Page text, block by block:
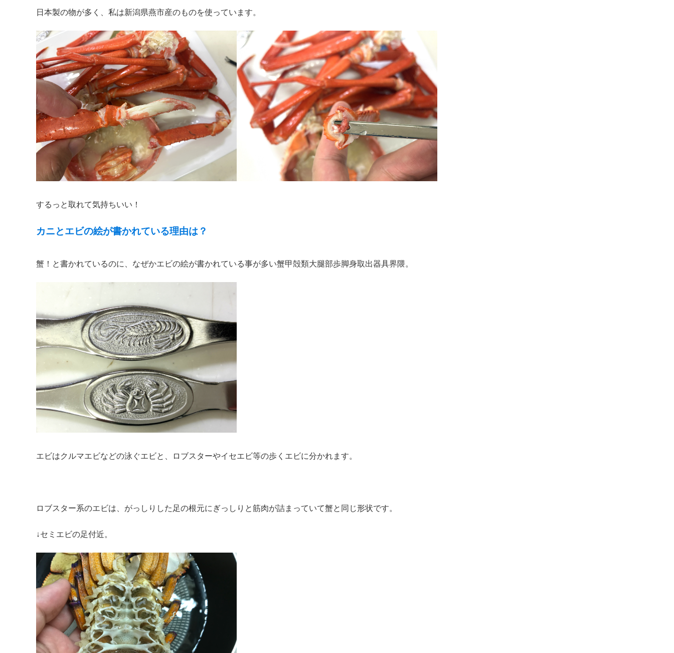
日本製の物が多く、私は新潟県燕市産のものを使っています。
するっと取れて気持ちいい！
カニとエビの絵が書かれている理由は？
蟹！と書かれているのに、なぜかエビの絵が書かれている事が多い蟹甲殻類大腿部歩脚身取出器具界隈。
エビはクルマエビなどの泳ぐエビと、ロブスターやイセエビ等の歩くエビに分かれます。
ロブスター系のエビは、がっしりした足の根元にぎっしりと筋肉が詰まっていて蟹と同じ形状です。
↓セミエビの足付近。